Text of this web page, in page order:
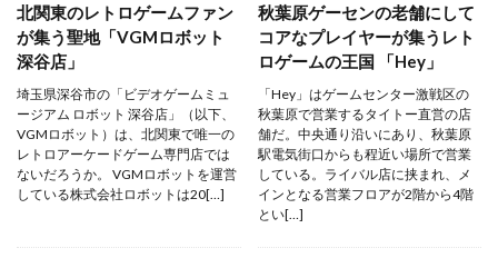
北関東のレトロゲームファン
が集う聖地「VGMロボット
深谷店」
埼玉県深谷市の「ビデオゲームミュ
ージアム ロボット 深谷店」（以下、
VGMロボット）は、北関東で唯一の
レトロアーケードゲーム専門店では
ないだろうか。 VGMロボットを運営
している株式会社ロボットは20[…]
秋葉原ゲーセンの老舗にして
コアなプレイヤーが集うレト
ロゲームの王国 「Hey」
「Hey」はゲームセンター激戦区の
秋葉原で営業するタイトー直営の店
舗だ。中央通り沿いにあり、秋葉原
駅電気街口からも程近い場所で営業
している。ライバル店に挟まれ、メ
インとなる営業フロアが2階から4階
とい[…]